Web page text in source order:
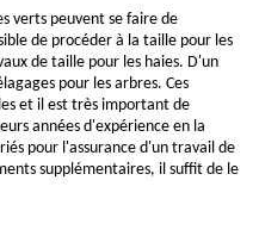
verts peuvent se faire de
de procéder à la taille pour les
de taille pour les haies. D'un
pour les arbres. Ces
et il est très important de
années d'expérience en la
pour l'assurance d'un travail de
supplémentaires, il suffit de le